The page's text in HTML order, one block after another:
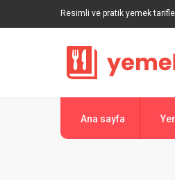
Resimli ve pratik yemek
Ana sayfa